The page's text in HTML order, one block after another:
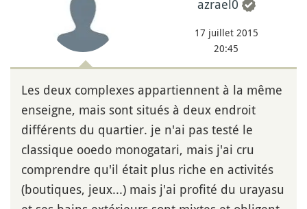
azrael0
17 juillet 2015
20:45
Les deux complexes appartiennent à la même
enseigne, mais sont situés à deux endroit
différents du quartier. je n'ai pas testé le
classique ooedo monogatari, mais j'ai cru
comprendre qu'il était plus riche en activités
(boutiques, jeux...) mais j'ai profité du urayasu